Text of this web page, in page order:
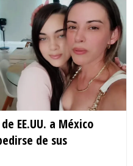
EE.UU. a México
de sus